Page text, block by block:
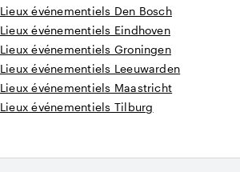
Lieux événementiels Den Bosch
Lieux événementiels Eindhoven
Lieux événementiels Groningen
Lieux événementiels Leeuwarden
Lieux événementiels Maastricht
Lieux événementiels Tilburg